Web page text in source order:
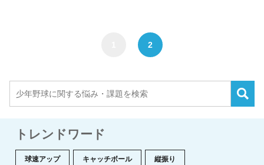
2
トレンドワード
球速アップ キャッチボール 縦振り